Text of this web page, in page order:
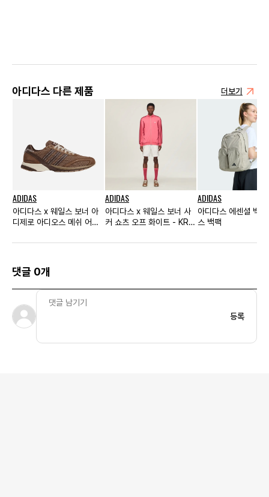
아디다스 다른 제품 더보기
ADIDAS
아디다스 x 웨일스 보너 아
디제로 아디오스 메쉬 어번
ADIDAS
아디다스 x 웨일스 보너 사
커 쇼츠 오프 화이트 - KR
ADIDAS
아디다스 에센셜 백
스 백팩
댓글 0개
등록